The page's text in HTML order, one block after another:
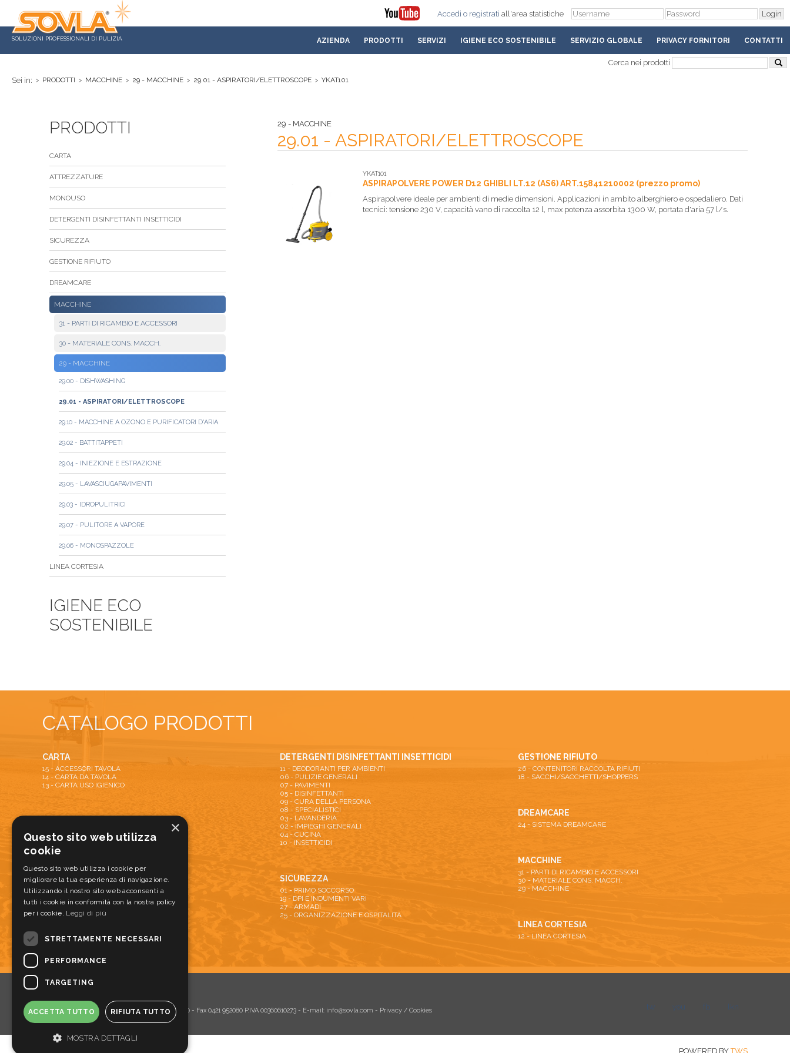
SOLUZIONI PROFESSIONALI DI PULIZIA
Accedi o registrati all'area statistiche
AZIENDA PRODOTTI SERVIZI IGIENE ECO SOSTENIBILE SERVIZIO GLOBALE PRIVACY FORNITORI CONTATTI
Cerca nei prodotti
Sei in: > PRODOTTI > MACCHINE > 29 - MACCHINE > 29.01 - ASPIRATORI/ELETTROSCOPE > YKAT101
PRODOTTI
CARTA
ATTREZZATURE
MONOUSO
DETERGENTI DISINFETTANTI INSETTICIDI
SICUREZZA
GESTIONE RIFIUTO
DREAMCARE
MACCHINE
31 - PARTI DI RICAMBIO E ACCESSORI
30 - MATERIALE CONS. MACCH.
29 - MACCHINE
29.00 - DISHWASHING
29.01 - ASPIRATORI/ELETTROSCOPE
29.10 - MACCHINE A OZONO E PURIFICATORI D'ARIA
29.02 - BATTITAPPETI
29.04 - INIEZIONE E ESTRAZIONE
29.05 - LAVASCIUGAPAVIMENTI
29.03 - IDROPULITRICI
29.07 - PULITORE A VAPORE
29.06 - MONOSPAZZOLE
LINEA CORTESIA
IGIENE ECO
SOSTENIBILE
29 - MACCHINE
29.01 - ASPIRATORI/ELETTROSCOPE
YKAT101
ASPIRAPOLVERE POWER D12 GHIBLI LT.12 (AS6) ART.15841210002 (prezzo promo)
Aspirapolvere ideale per ambienti di medie dimensioni. Applicazioni in ambito alberghiero e ospedaliero. Dati
tecnici: tensione 230 V, capacità vano di raccolta 12 l, max potenza assorbita 1300 W, portata d'aria 57 l/s.
CATALOGO PRODOTTI
CARTA
15 - ACCESSORI TAVOLA
14 - CARTA DA TAVOLA
13 - CARTA USO IGIENICO
22 - ATTREZZATURE PULIZIA
20 - DISPENSER E DOSATORI
28 - TAPPETI ANTISPORCO E ANTISCIVOLO
MONOUSO
17 - MONOUSO PER ALIMENTI
16 - PIZZABOX
DETERGENTI DISINFETTANTI INSETTICIDI
11 - DEODORANTI PER AMBIENTI
06 - PULIZIE GENERALI
07 - PAVIMENTI
05 - DISINFETTANTI
09 - CURA DELLA PERSONA
08 - SPECIALISTICI
03 - LAVANDERIA
02 - IMPIEGHI GENERALI
04 - CUCINA
10 - INSETTICIDI
SICUREZZA
01 - PRIMO SOCCORSO
19 - DPI E INDUMENTI VARI
27 - ARMADI
25 - ORGANIZZAZIONE E OSPITALITA
GESTIONE RIFIUTO
26 - CONTENITORI RACCOLTA RIFIUTI
18 - SACCHI/SACCHETTI/SHOPPERS
DREAMCARE
24 - SISTEMA DREAMCARE
MACCHINE
31 - PARTI DI RICAMBIO E ACCESSORI
30 - MATERIALE CONS. MACCH.
29 - MACCHINE
LINEA CORTESIA
12 - LINEA CORTESIA
SOVLA s.r.l.
Via Meucci, 15 - 30016 Jesolo (VE) Tel. 0421 952060 - Fax 0421 952080 P.IVA 00360610273 - E-mail: info@sovla.com - Privacy / Cookies tw you fb lkn
POWERED BYTWS
×
Questo sito web utilizza
cookie
Questo sito web utilizza i cookie per
migliorare la tua esperienza di navigazione.
Utilizzando il nostro sito web acconsenti a
tutti i cookie in conformità con la nostra policy
per i cookie. Leggi di più
STRETTAMENTE NECESSARI
PERFORMANCE
TARGETING
ACCETTA TUTTO RIFIUTA TUTTO
MOSTRA DETTAGLI